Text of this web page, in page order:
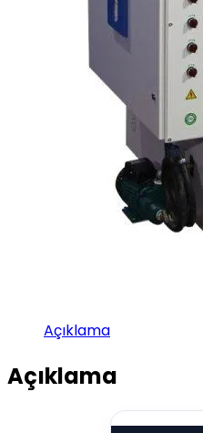
Açıklama
Açıklama